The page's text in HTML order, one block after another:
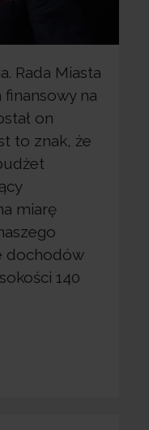
Rada Miasta
finansowy na
on
to znak, że
miarę
dochodów
140